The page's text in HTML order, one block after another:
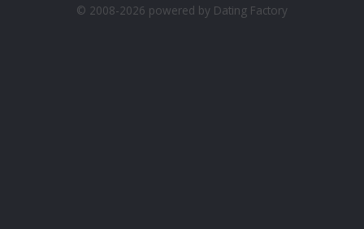
© 2008-2026 powered by Dating Factory